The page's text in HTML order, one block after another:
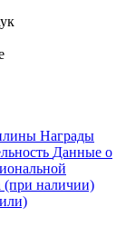
Награды
Данные о
(при наличии)